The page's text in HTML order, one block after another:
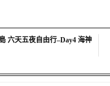
六天五夜自由行–Day4 海神